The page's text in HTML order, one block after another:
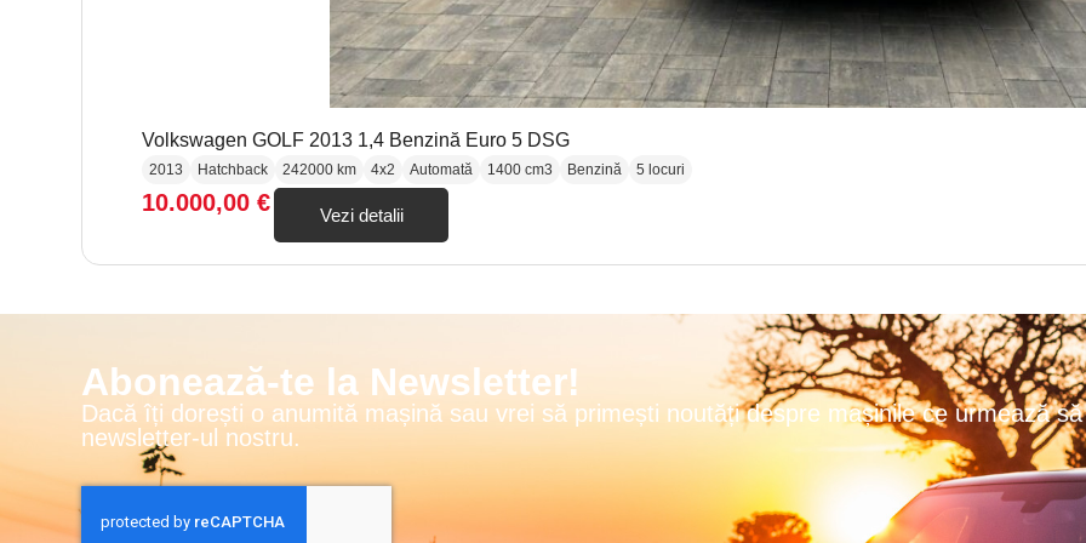
Volkswagen GOLF 2013 1,4 Benzină Euro 5 DSG
2013 Hatchback 242000 km 4x2 Automată 1400 cm3 Benzină 5 locuri
10.000,00 € Vezi detalii
Abonează-te la Newsletter!
Dacă îți dorești o anumită mașină sau vrei să primești noutăți despre mașinile ce urmează
newsletter-ul nostru.